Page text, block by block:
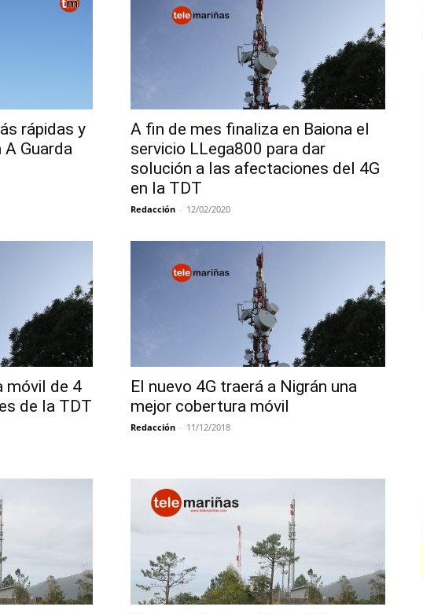
rápidas y
Guarda
A fin de mes finaliza en Baiona el
servicio LLega800 para dar
solución a las afectaciones del 4G
en la TDT
Redacción - 12/02/2020
móvil de 4
de la TDT
El nuevo 4G traerá a Nigrán una
mejor cobertura móvil
Redacción - 11/12/2018